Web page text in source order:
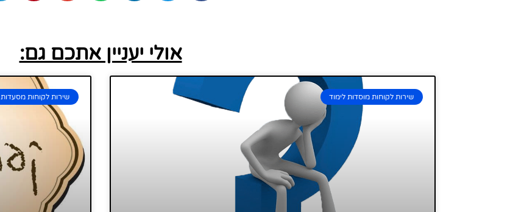
אולי יעניין אתכם גם:
שירות לקוחות מוסדות לימוד שירות לקוחות מסעדות